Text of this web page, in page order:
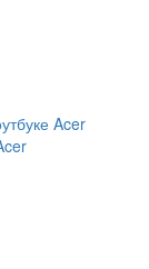
Acer